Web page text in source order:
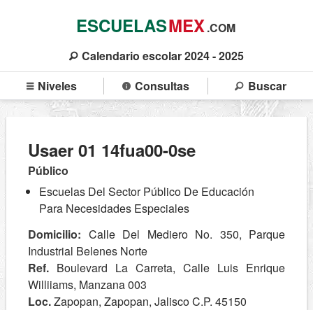
ESCUELASMEX.COM
Calendario escolar 2024 - 2025
Niveles
Consultas Buscar
Usaer 01 14fua00-0se
Público
Escuelas Del Sector Público De Educación
Para Necesidades Especiales
Domicilio: Calle Del Mediero No. 350, Parque
Industrial Belenes Norte
Ref. Boulevard La Carreta, Calle Luis Enrique
Williiams, Manzana 003
Loc.Zapopan, Zapopan, Jalisco C.P. 45150